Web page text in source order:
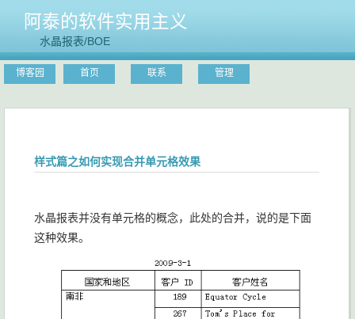
阿泰的软件实用主义
水晶报表/BOE
博客园 首页 联系 管理
样式篇之如何实现合并单元格效果
水晶报表并没有单元格的概念，此处的合并，说的是下面
这种效果。